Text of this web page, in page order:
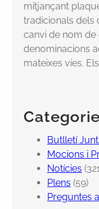
mitjançant
tradicionals dels
canvi de nom de
denominacions
mateixes vies.
Butlletí
Mocions i
Notícies
Plens (59)
Preguntes